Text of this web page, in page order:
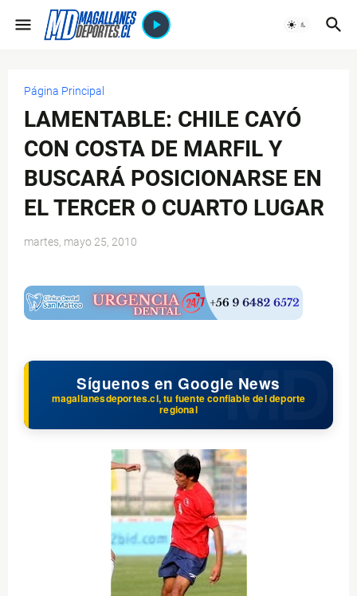
Página Principal
LAMENTABLE: CHILE CAYÓ
CON COSTA DE MARFIL Y
BUSCARÁ POSICIONARSE EN
EL TERCER O CUARTO LUGAR
martes, mayo 25, 2010
Síguenos en Google News
magallanesdeportes.cl, tu fuente confiable del deporte
regional